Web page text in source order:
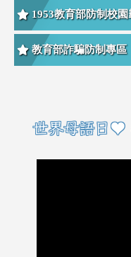
1953教育部防制校
教育部詐騙防制專區
右邊區域內容
世界母語日♥